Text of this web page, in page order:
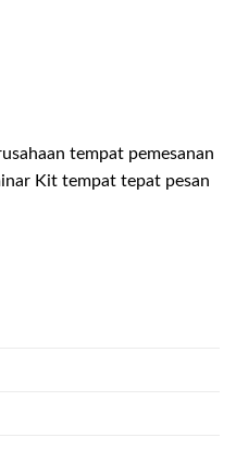
tempat pemesanan
Kit tempat tepat pesan